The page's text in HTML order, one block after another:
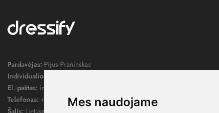
Mes naudojame
Pardavėjas: Pijus Praninskas
Individualios veiklos pažymos nr.:
El. paštas: info@dressify.lt
Telefonas: +370 676 78578